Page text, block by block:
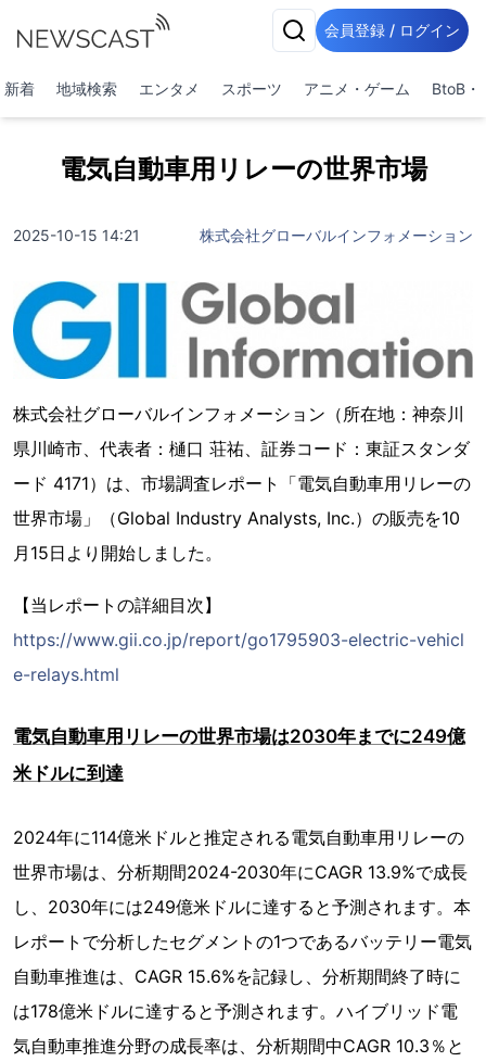
会員登録 / ログイン
新着 地域検索 エンタメ スポーツ アニメ・ゲーム BtoB・
電気自動車用リレーの世界市場
2025-10-15 14:21 株式会社グローバルインフォメーション
株式会社グローバルインフォメーション（所在地：神奈川
県川崎市、代表者：樋口 荘祐、証券コード：東証スタンダ
ード 4171）は、市場調査レポート「電気自動車用リレーの
世界市場」（Global Industry Analysts, Inc.）の販売を10
月15日より開始しました。
【当レポートの詳細目次】
https://www.gii.co.jp/report/go1795903-electric-vehicl
e-relays.html
電気自動車用リレーの世界市場は2030年までに249億
米ドルに到達
2024年に114億米ドルと推定される電気自動車用リレーの
世界市場は、分析期間2024-2030年にCAGR 13.9%で成長
し、2030年には249億米ドルに達すると予測されます。本
レポートで分析したセグメントの1つであるバッテリー電気
自動車推進は、CAGR 15.6%を記録し、分析期間終了時に
は178億米ドルに達すると予測されます。ハイブリッド電
気自動車推進分野の成長率は、分析期間中CAGR 10.3％と